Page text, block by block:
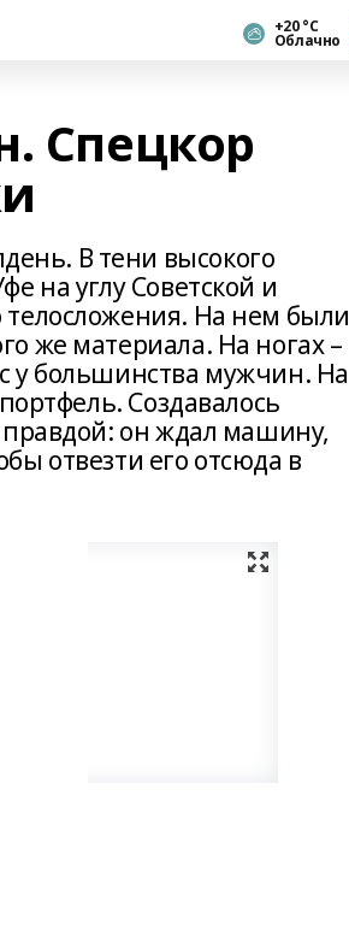
+20 °С
Облачно
Спецкор
В тени высокого
на углу Советской и
телосложения. На нем были
же материала. На ногах –
у большинства мужчин. На
Создавалось
правдой: он ждал машину,
отвезти его отсюда в